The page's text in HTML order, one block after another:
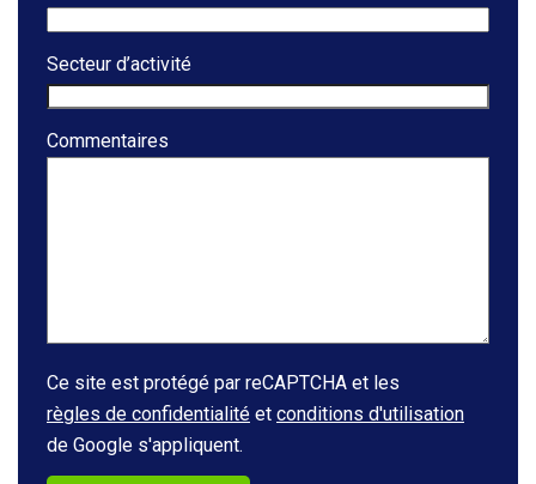
Secteur d’activité
Commentaires
Ce site est protégé par reCAPTCHA et les
règles de confidentialité et conditions d'utilisation
de Google s'appliquent.